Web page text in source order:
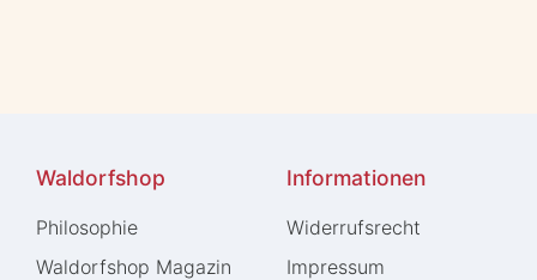
Waldorfshop
Philosophie
Waldorfshop Magazin
Informationen
Widerrufs­recht
Impressum